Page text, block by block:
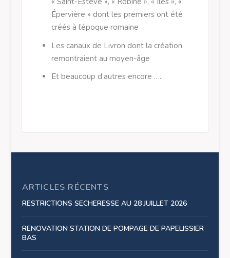
Épervière » dont les premiers ont été
créés à l’époque romaine
Les canaux de Livron dont la création
remontraient au moyen-âge
Et beaucoup d’autres encore …..
ARTICLES RÉCENTS
RESTRICTIONS SECHERESSE AU 28 JUILLET 2026
RENOVATION STATION DE POMPAGE DE PAPELISSIER
BAS